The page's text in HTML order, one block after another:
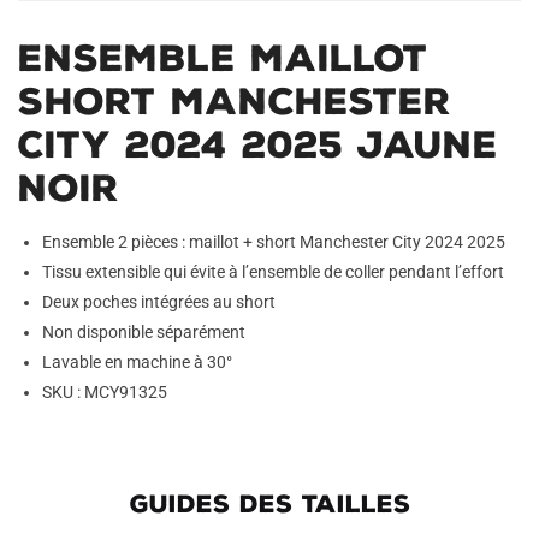
e
:
Ensemble Maillot
Short Manchester
City 2024 2025 Jaune
Noir
Ensemble 2 pièces : maillot + short Manchester City 2024 2025
Tissu extensible qui évite à l’ensemble de coller pendant l’effort
Deux poches intégrées au short
Non disponible séparément
Lavable en machine à 30°
SKU : MCY91325
GUIDES DES TAILLES